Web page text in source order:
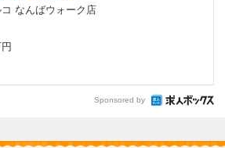
なんばウォーク店
Sponsored by